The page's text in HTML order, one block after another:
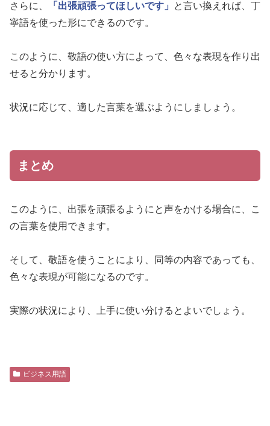
さらに、 「出張頑張ってほしいです」
と言い換えれば、丁
寧語を使った形にできるのです。
このように、敬語の使い方によって、色々な表現を作り出
せると分かります。
状況に応じて、適した言葉を選ぶようにしましょう。
まとめ
このように、出張を頑張るようにと声をかける場合に、こ
の言葉を使用できます。
そして、敬語を使うことにより、同等の内容であっても、
色々な表現が可能になるのです。
実際の状況により、上手に使い分けるとよいでしょう。
ビジネス用語